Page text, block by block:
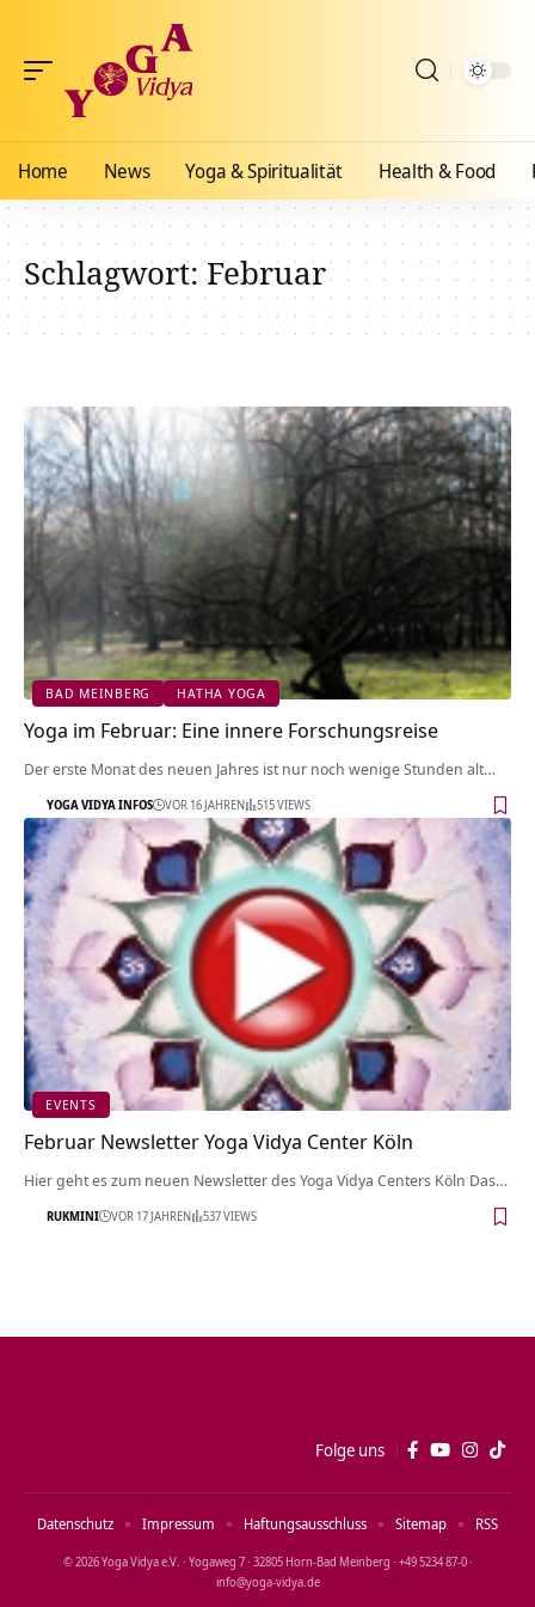
Home News Yoga & Spiritualität Health & Food
Schlagwort:Februar
BAD MEINBERG HATHA YOGA
Yoga im Februar: Eine innere Forschungsreise
Der erste Monat des neuen Jahres ist nur noch wenige Stunden alt…
YOGA VIDYA INFOS VOR 16 JAHREN 515 VIEWS
EVENTS
Februar Newsletter Yoga Vidya Center Köln
Hier geht es zum neuen Newsletter des Yoga Vidya Centers Köln Das…
RUKMINI VOR 17 JAHREN 537 VIEWS
Folge uns
© 2026 Yoga Vidya e.V. · Yogaweg 7 · 32805 Horn‑Bad Meinberg · +49 5234 87‑0 ·
info@yoga‑vidya.de
Datenschutz Impressum Haftungsausschluss Sitemap RSS